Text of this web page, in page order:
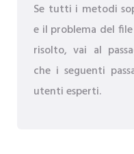
Se tutti i metodi
e il problema del
risolto, vai al
che i seguenti
utenti esperti.